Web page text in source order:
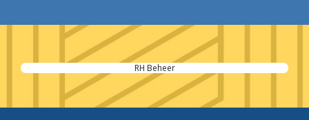
Bouwgroep Terneuzen